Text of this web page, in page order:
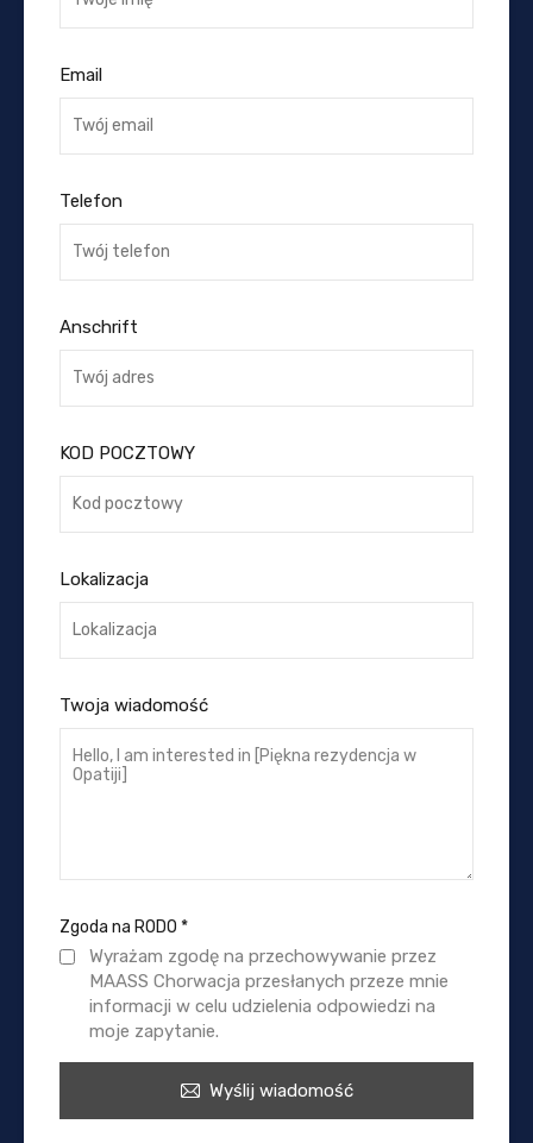
Email
Telefon
Anschrift
KOD POCZTOWY
Lokalizacja
Twoja wiadomość
Zgoda na RODO *
Wyrażam zgodę na przechowywanie przez
MAASS Chorwacja przesłanych przeze mnie
informacji w celu udzielenia odpowiedzi na
moje zapytanie.
Wyślij wiadomość